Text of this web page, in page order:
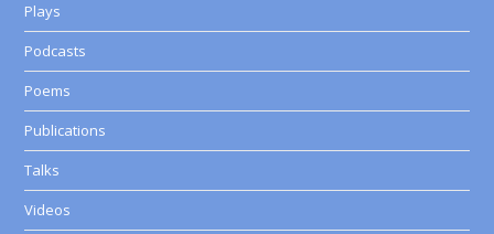
Plays
Podcasts
Poems
Publications
Talks
Videos